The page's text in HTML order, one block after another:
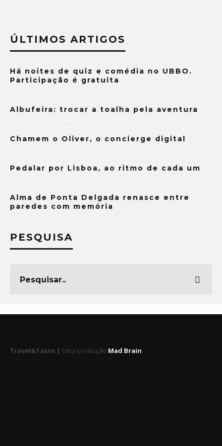
ÚLTIMOS ARTIGOS
Há noites de quiz e comédia no UBBO.
Participação é gratuita
Albufeira: trocar a toalha pela aventura
Chamem o Oliver, o concierge digital
Pedalar por Lisboa, ao ritmo de cada um
Alma de Ponta Delgada renasce entre
paredes com memória
PESQUISA
Travel&Taste | Uma produção Mad Brain